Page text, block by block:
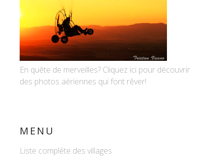
En quête de merveilles? Cliquez ici pour découvrir
des photos aériennes qui font rêver!
MENU
Liste complète des villages